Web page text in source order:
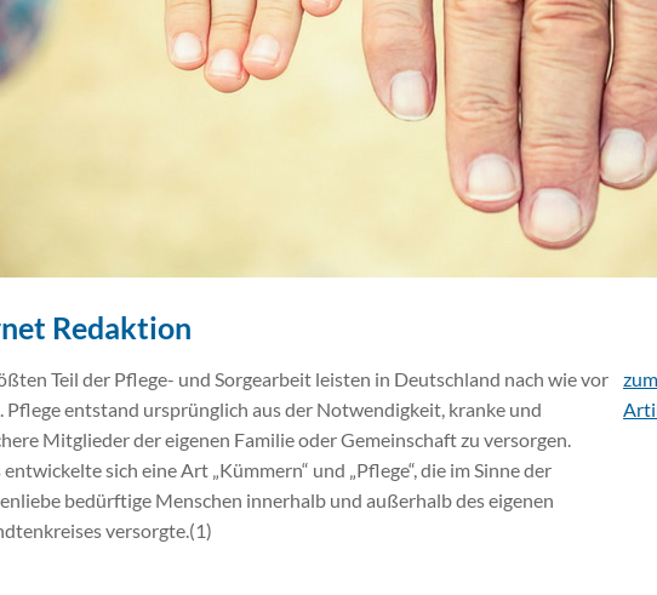
Redaktion
Teil der Pflege- und Sorgearbeit leisten in Deutschland nach wie vor
Pflege entstand ursprünglich aus der Notwendigkeit, kranke und
Mitglieder der eigenen Familie oder Gemeinschaft zu versorgen.
sich eine Art „Kümmern“ und „Pflege“, die im Sinne der
bedürftige Menschen innerhalb und außerhalb des eigenen
versorgte.(1)
zum